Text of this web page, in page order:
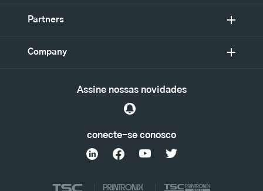
Partners
Company
conecte-se conosco
Assine nossas novidades